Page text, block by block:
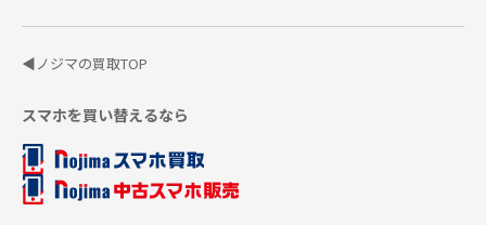
◀ノジマの買取TOP
スマホを買い替えるなら